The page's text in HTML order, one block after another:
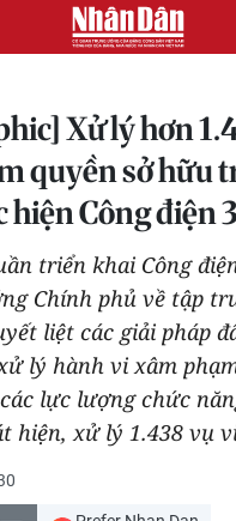
Xử lý hơn
quyền sở hữu
hiện Công điện
triển khai Công
Chính phủ về tập
liệt các giải pháp
lý hành vi xâm
lực lượng chức
hiện, xử lý 1.438 vụ